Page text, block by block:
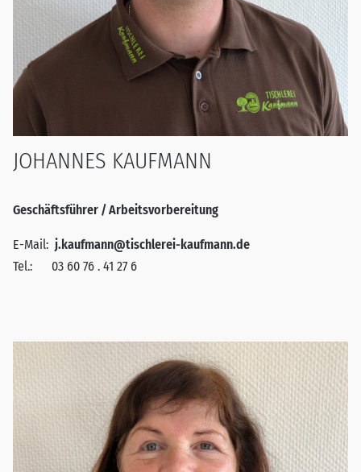
JOHANNES KAUFMANN
Geschäftsführer / Arbeitsvorbereitung
E-Mail: j.kaufmann@tischlerei-kaufmann.de
Tel.: 03 60 76 . 41 27 6